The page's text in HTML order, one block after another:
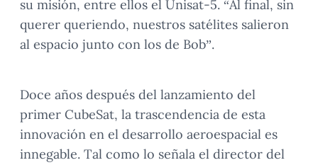
su misión, entre ellos el Unisat-5. “Al final, sin
querer queriendo, nuestros satélites salieron
al espacio junto con los de Bob”.
Doce años después del lanzamiento del
primer CubeSat, la trascendencia de esta
innovación en el desarrollo aeroespacial es
innegable. Tal como lo señala el director del